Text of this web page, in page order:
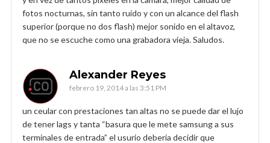
fotos nocturnas, sin tanto ruido y con un alcance del flash
superior (porque no dos flash) mejor sonido en el altavoz,
que no se escuche como una grabadora vieja. Saludos.
Alexander Reyes
febrero 19, 2014 a las 3:51 PM
un ceular con prestaciones tan altas no se puede dar el lujo
de tener lags y tanta “basura que le mete samsung a sus
terminales de entrada” el usurio deberia decidir que